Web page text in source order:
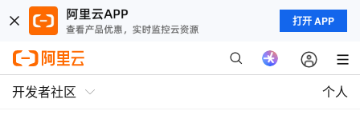
打开 APP
开发者社区 个人